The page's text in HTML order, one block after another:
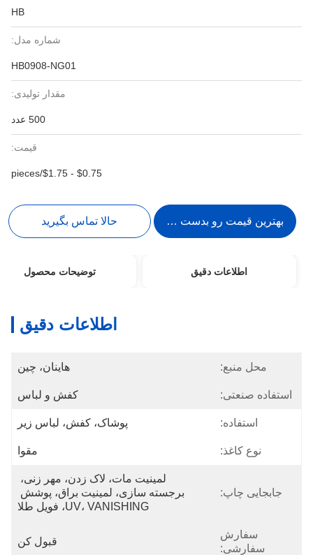
HB
شماره مدل:
HB0908-NG01
مقدار تولیدی:
500 عدد
قیمت:
$0.75 - $1.75/pieces
بهترین قیمت رو بدست بیار حالا تماس بگیرید
اطلاعات دقیق توضیحات محصول
اطلاعات دقیق
محل منبع: هاینان، چین
استفاده صنعتی: کفش و لباس
استفاده: پوشاک، کفش، لباس زیر
نوع کاغذ: مقوا
جابجایی چاپ:
لمینیت مات، لاک زدن، مهر زنی،
UV، VANISHING، فویل طلا
سفارش
سفارشی:
قبول کن